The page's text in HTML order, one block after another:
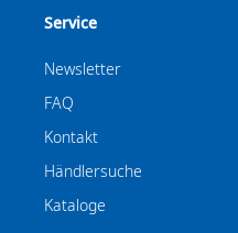
Service
Newsletter
FAQ
Kontakt
Händlersuche
Kataloge